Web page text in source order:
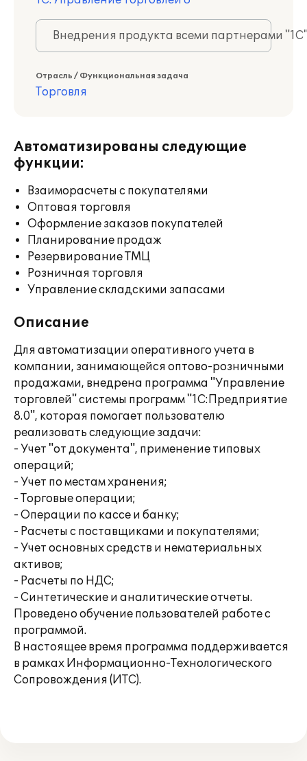
Внедрения продукта всеми партнерами
Отрасль / Функциональная задача
Торговля
Автоматизированы следующие
функции:
Взаиморасчеты с покупателями
Оптовая торговля
Оформление заказов покупателей
Планирование продаж
Резервирование ТМЦ
Розничная торговля
Управление складскими запасами
Описание
Для автоматизации оперативного учета в
компании, занимающейся оптово-розничными
продажами, внедрена программа "Управление
торговлей" системы программ "1С:Предприятие
8.0", которая помогает пользователю
реализовать следующие задачи:
- Учет "от документа", применение типовых
операций;
- Учет по местам хранения;
- Торговые операции;
- Операции по кассе и банку;
- Расчеты с поставщиками и покупателями;
- Учет основных средств и нематериальных
активов;
- Расчеты по НДС;
- Синтетические и аналитические отчеты.
Проведено обучение пользователей работе с
программой.
В настоящее время программа поддерживается
в рамках Информационно-Технологического
Сопровождения (ИТС).